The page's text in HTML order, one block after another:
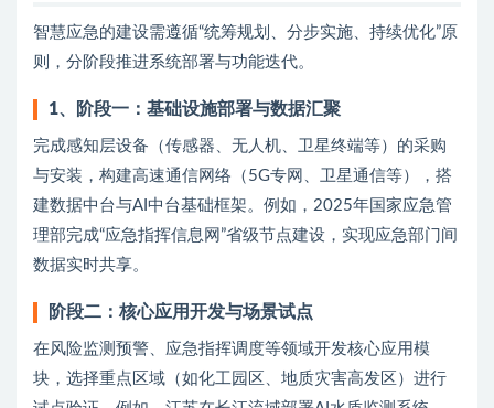
智慧应急的建设需遵循“统筹规划、分步实施、持续优化”原
则，分阶段推进系统部署与功能迭代。
1、 阶段一：基础设施部署与数据汇聚
完成感知层设备（传感器、无人机、卫星终端等）的采购
与安装，构建高速通信网络（5G专网、卫星通信等），搭
建数据中台与AI中台基础框架。例如，2025年国家应急管
理部完成“应急指挥信息网”省级节点建设，实现应急部门间
数据实时共享。
阶段二：核心应用开发与场景试点
在风险监测预警、应急指挥调度等领域开发核心应用模
块，选择重点区域（如化工园区、地质灾害高发区）进行